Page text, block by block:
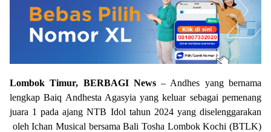
Lombok Timur, BERBAGI News– Andhes yang bernama
lengkap Baiq Andhesta Agasyia yang keluar sebagai pemenang
juara 1 pada ajang NTB Idol tahun 2024 yang diselenggarakan
oleh Ichan Musical bersama Bali Tosha Lombok Kochi (BTLK)